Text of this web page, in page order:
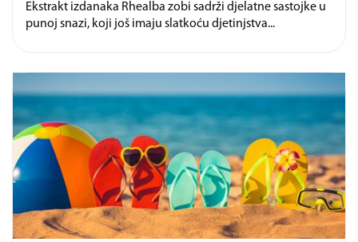
Ekstrakt izdanaka Rhealba zobi sadrži djelatne sastojke u
punoj snazi, koji još imaju slatkoću djetinjstva...